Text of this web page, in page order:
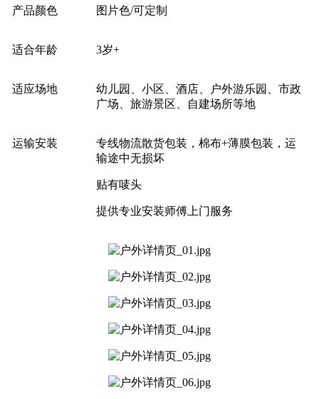
产品颜色 图片色/可定制
适合年龄 3岁+
适应场地
幼儿园、小区、酒店、户外游乐园、市政
广场、旅游景区、自建场所等地
运输安装
专线物流散货包装，棉布+薄膜包装，运
输途中无损坏
贴有唛头
提供专业安装师傅上门服务